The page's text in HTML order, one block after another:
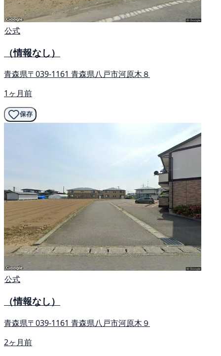
公式
（情報なし）
青森県〒039-1161 青森県八戸市河原木８
1ヶ月前
保存
公式
（情報なし）
青森県〒039-1161 青森県八戸市河原木９
2ヶ月前